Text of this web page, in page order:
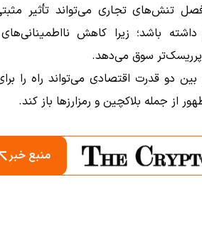
تنش‌های تجاری می‌تواند تأثیر
داشته باشد؛ زیرا کاهش نااطمینانی‌های
پرریسک‌تر سوق می‌دهد.
دو قدرت اقتصادی می‌تواند راه را
از جمله بلاکچین و رمزارزها باز کند.
منبع خبر